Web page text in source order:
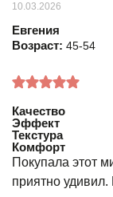
10.03.2026
Евгения
Возраст: 45-54
Качество
Эффект
Текстура
Комфорт
Покупала этот
приятно